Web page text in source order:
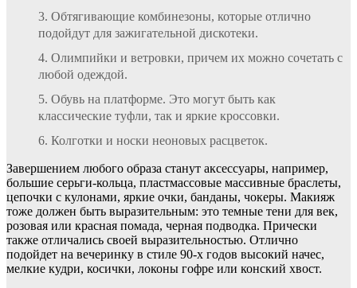
Обтягивающие комбинезоны, которые отлично
подойдут для зажигательной дискотеки.
Олимпийки и ветровки, причем их можно сочетать с
любой одеждой.
Обувь на платформе. Это могут быть как
классические туфли, так и яркие кроссовки.
Колготки и носки неоновых расцветок.
Завершением любого образа станут аксессуары, например,
большие серьги-кольца, пластмассовые массивные браслеты,
цепочки с кулонами, яркие очки, банданы, чокеры. Макияж
тоже должен быть выразительным: это темные тени для век,
розовая или красная помада, черная подводка. Прически
также отличались своей выразительностью. Отлично
подойдет на вечеринку в стиле 90-х годов высокий начес,
мелкие кудри, косички, локоны гофре или конский хвост.